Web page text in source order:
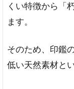
くい特徴から「
ます。
そのため、印鑑
低い天然素材と